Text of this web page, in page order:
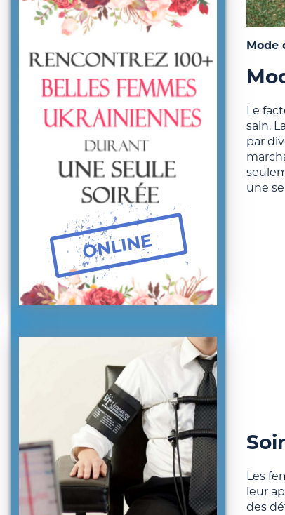
Mode
Le
sain.
par
une
Les
leur
des